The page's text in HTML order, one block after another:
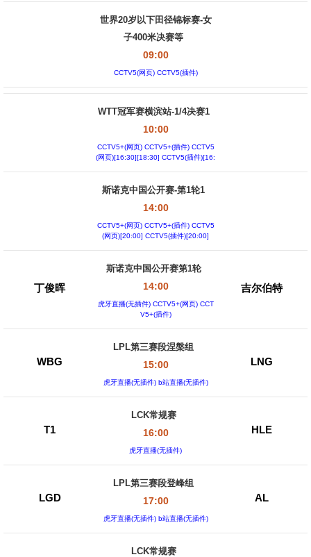
世界20岁以下田径锦标赛-女
子400米决赛等
09:00
CCTV5(网页) CCTV5(插件)
WTT冠军赛横滨站-1/4决赛1
10:00
CCTV5+(网页) CCTV5+(插件) CCTV5
(网页)[16:30][18:30] CCTV5(插件)[16:
斯诺克中国公开赛-第1轮1
14:00
CCTV5+(网页) CCTV5+(插件) CCTV5
(网页)[20:00] CCTV5(插件)[20:00]
丁俊晖
斯诺克中国公开赛第1轮
14:00
虎牙直播(无插件) CCTV5+(网页) CCT
V5+(插件)
吉尔伯特
WBG
LPL第三赛段涅槃组
15:00
虎牙直播(无插件) b站直播(无插件)
LNG
T1
LCK常规赛
16:00
虎牙直播(无插件)
HLE
LGD
LPL第三赛段登峰组
17:00
虎牙直播(无插件) b站直播(无插件)
AL
LCK常规赛